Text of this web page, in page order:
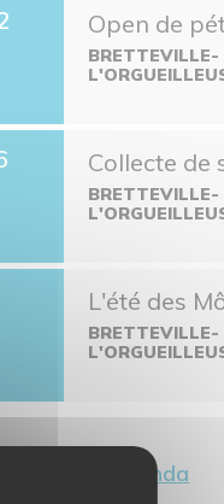
Open de
BRETTEVILLE-
Collecte de
BRETTEVILLE-
L'été des
BRETTEVILLE-
Tout l'agenda